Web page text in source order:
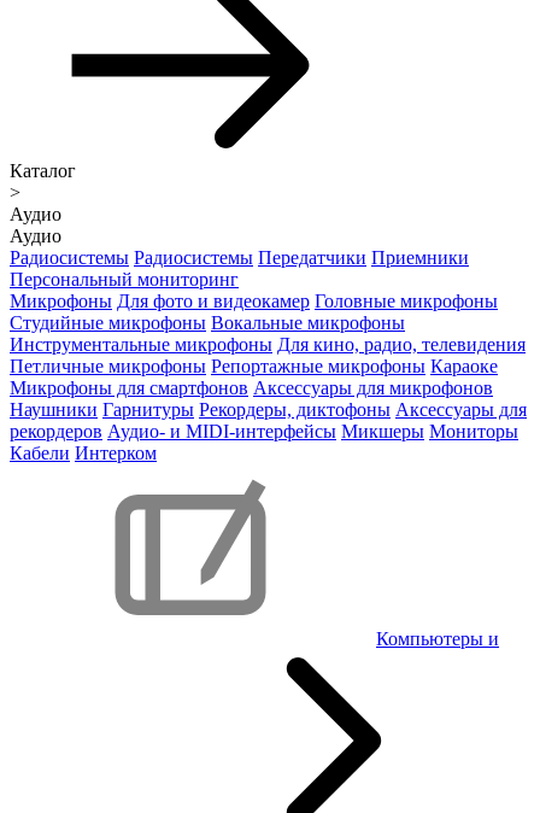
Каталог
>
Аудио
Аудио
Радиосистемы Радиосистемы Передатчики Приемники
Персональный мониторинг
Микрофоны Для фото и видеокамер Головные микрофоны
Студийные микрофоны Вокальные микрофоны
Инструментальные микрофоны Для кино, радио, телевидения
Петличные микрофоны Репортажные микрофоны Караоке
Микрофоны для смартфонов Аксессуары для микрофонов
Наушники Гарнитуры Рекордеры, диктофоны Аксессуары для
рекордеров Аудио- и MIDI-интерфейсы Микшеры Мониторы
Кабели Интерком
Компьютеры и